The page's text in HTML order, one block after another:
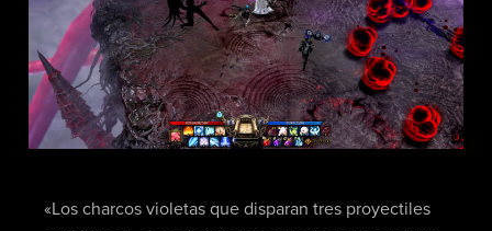
«Los charcos violetas que disparan tres proyectiles